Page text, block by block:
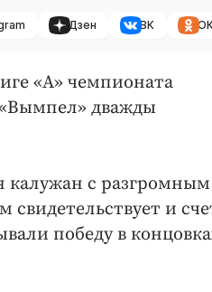
Дзен ВК ОК
«А» чемпионата
дважды
калужан с разгромным
свидетельствует и
победу в